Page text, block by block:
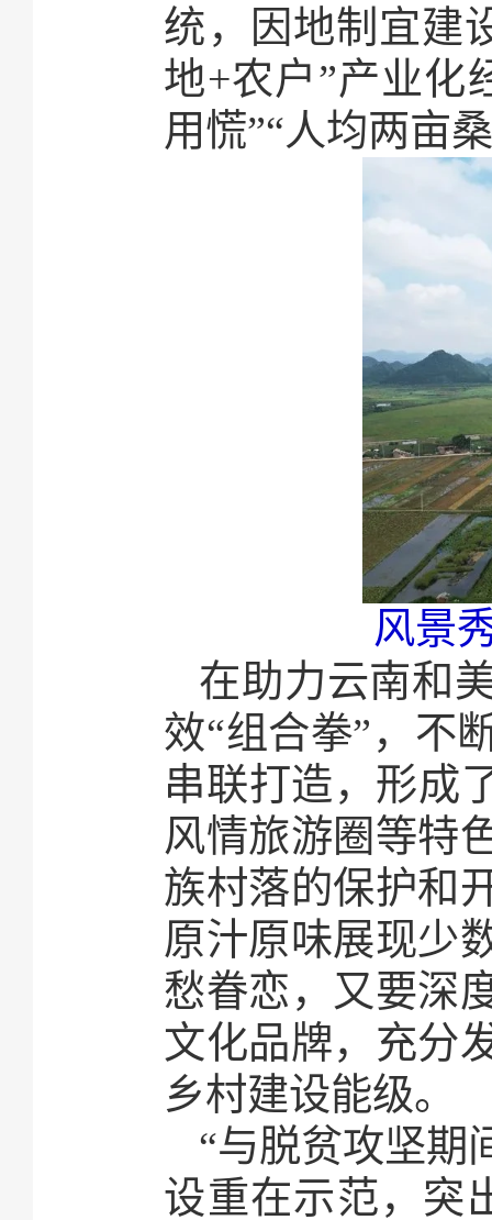
统，因地制宜建
地+农户”产业化
用慌”“人均两亩
风景
在助力云南和
效“组合拳”，不
串联打造，形成
风情旅游圈等特
族村落的保护和
原汁原味展现少
愁眷恋，又要深
文化品牌，充分
乡村建设能级。
“与脱贫攻坚期
设重在示范，突